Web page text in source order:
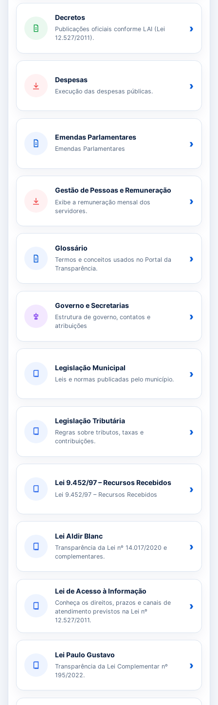
Decretos
Publicações oficiais conforme LAI (Lei
12.527/2011).
›
Despesas
Execução das despesas públicas. ›
Emendas Parlamentares
Emendas Parlamentares ›
Gestão de Pessoas e Remuneração
Exibe a remuneração mensal dos
servidores.
›
Glossário
Termos e conceitos usados no Portal da
Transparência.
›
Governo e Secretarias
Estrutura de governo, contatos e
atribuições
›
Legislação Municipal
Leis e normas publicadas pelo município. ›
Legislação Tributária
Regras sobre tributos, taxas e
contribuições.
›
Lei 9.452/97 – Recursos Recebidos
Lei 9.452/97 – Recursos Recebidos ›
Lei Aldir Blanc
Transparência da Lei nº 14.017/2020 e
complementares.
›
Lei de Acesso à Informação
Conheça os direitos, prazos e canais de
atendimento previstos na Lei nº
12.527/2011.
›
Lei Paulo Gustavo
Transparência da Lei Complementar nº
195/2022.
›